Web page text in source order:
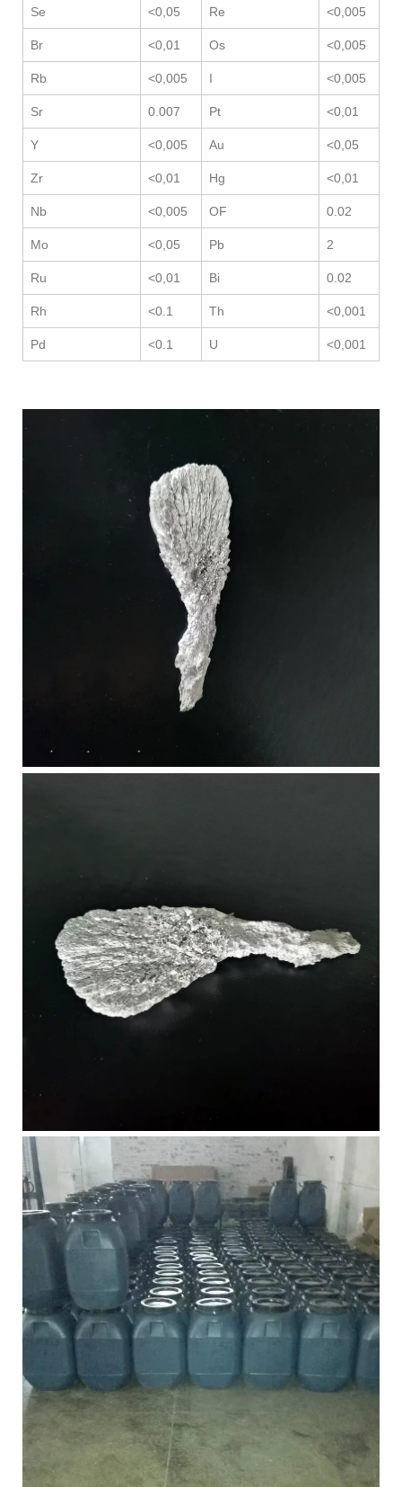
Se <0,05 Re <0,005
Br <0,01 Os <0,005
Rb <0,005 I <0,005
Sr 0.007 Pt <0,01
Y <0,005 Au <0,05
Zr <0,01 Hg <0,01
Nb <0,005 OF 0.02
Mo <0,05 Pb 2
Ru <0,01 Bi 0.02
Rh <0.1 Th <0,001
Pd <0.1 U <0,001